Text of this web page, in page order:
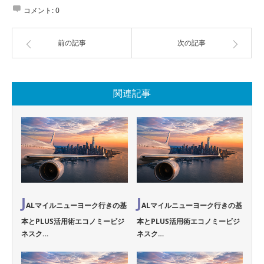
コメント:0
前の記事 次の記事
関連記事
JALマイルニューヨーク行きの基
本とPLUS活用術エコノミービジ
ネスク…
JALマイルニューヨーク行きの基
本とPLUS活用術エコノミービジ
ネスク…